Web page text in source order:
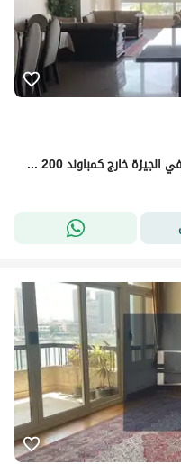
شقة 3 غرف نوم مفروشة بالكامل للإيجار في الجيزة خارج كمباوند 200 متر